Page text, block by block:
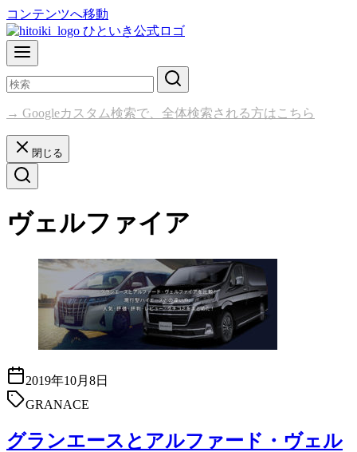
コンテンツへ移動
→ Googleカスタム検索で、全体検索される方はこちら
閉じる
ヴェルファイア
2019年10月8日
GRANACE
グランエースとアルファード・ヴェル